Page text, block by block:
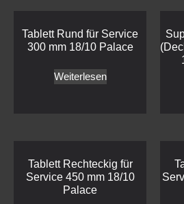
Tablett Rund für Service
300 mm 18/10 Palace
Weiterlesen
Tablett Rechteckig für
Service 450 mm 18/10
Palace